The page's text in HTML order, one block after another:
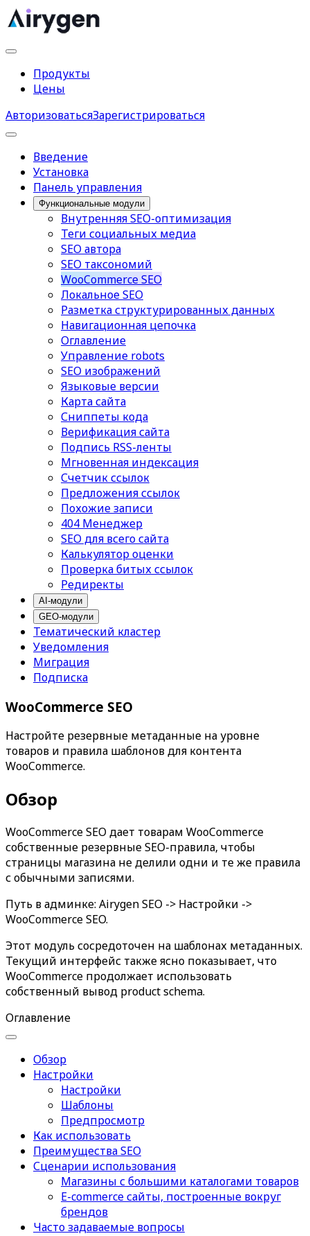
Продукты
Цены
АвторизоватьсяЗарегистрироваться
Введение
Установка
Панель управления
Функциональные модули
Внутренняя SEO-оптимизация
Теги социальных медиа
SEO автора
SEO таксономий
WooCommerce SEO
Локальное SEO
Разметка структурированных данных
Навигационная цепочка
Оглавление
Управление robots
SEO изображений
Языковые версии
Карта сайта
Сниппеты кода
Верификация сайта
Подпись RSS-ленты
Мгновенная индексация
Счетчик ссылок
Предложения ссылок
Похожие записи
404 Менеджер
SEO для всего сайта
Калькулятор оценки
Проверка битых ссылок
Редиректы
AI-модули
GEO-модули
Тематический кластер
Уведомления
Миграция
Подписка
WooCommerce SEO
Настройте резервные метаданные на уровне
товаров и правила шаблонов для контента
WooCommerce.
Обзор
WooCommerce SEO дает товарам WooCommerce
собственные резервные SEO-правила, чтобы
страницы магазина не делили одни и те же правила
с обычными записями.
Путь в админке: Airygen SEO -> Настройки ->
WooCommerce SEO.
Этот модуль сосредоточен на шаблонах метаданных.
Текущий интерфейс также ясно показывает, что
WooCommerce продолжает использовать
собственный вывод product schema.
Оглавление
Обзор
Настройки
Настройки
Шаблоны
Предпросмотр
Как использовать
Преимущества SEO
Сценарии использования
Магазины с большими каталогами товаров
E-commerce сайты, построенные вокруг
брендов
Часто задаваемые вопросы